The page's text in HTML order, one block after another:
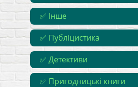
✅ Інше
✅ Публіцистика
✅ Детективи
✅ Пригодницькі книги